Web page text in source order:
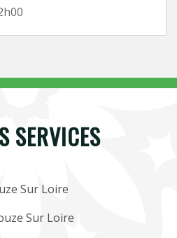
SERVICES
Sur Loire
Sur Loire